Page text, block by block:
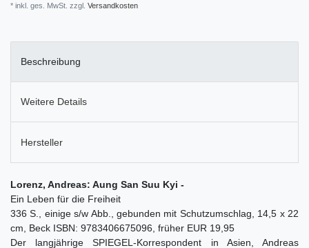
* inkl. ges. MwSt. zzgl. Versandkosten
Beschreibung
Weitere Details
Hersteller
Lorenz, Andreas: Aung San Suu Kyi -
Ein Leben für die Freiheit
336 S., einige s/w Abb., gebunden mit Schutzumschlag, 14,5 x 22
cm, Beck ISBN: 9783406675096, früher EUR 19,95
Der langjährige SPIEGEL-Korrespondent in Asien, Andreas